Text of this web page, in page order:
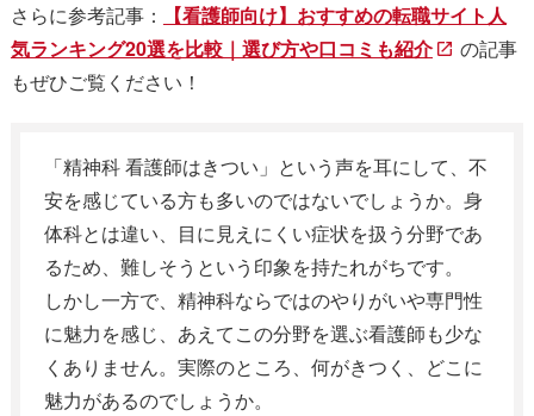
さらに参考記事：
【看護師向け】おすすめの転職サイト人
気ランキング20選を比較｜選び方や口コミも紹介
の記事
もぜひご覧ください！
「精神科 看護師はきつい」という声を耳にして、不
安を感じている方も多いのではないでしょうか。身
体科とは違い、目に見えにくい症状を扱う分野であ
るため、難しそうという印象を持たれがちです。
しかし一方で、精神科ならではのやりがいや専門性
に魅力を感じ、あえてこの分野を選ぶ看護師も少な
くありません。実際のところ、何がきつく、どこに
魅力があるのでしょうか。